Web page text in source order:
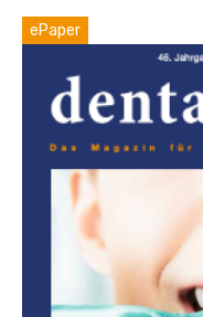
ePaper